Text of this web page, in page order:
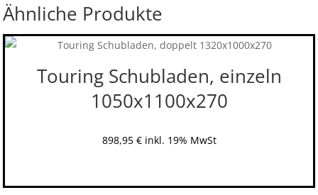
Ähnliche Produkte
Touring Schubladen, einzeln
1050x1100x270
898,95 € inkl. 19% MwSt